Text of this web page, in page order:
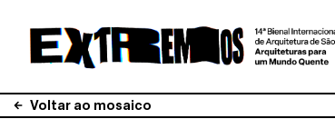
Voltar ao mosaico